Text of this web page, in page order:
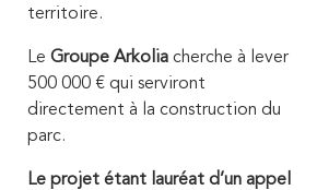
territoire.
Le Groupe Arkolia cherche à lever
500 000 € qui serviront
directement à la construction du
parc.
Le projet étant lauréat d’un appel